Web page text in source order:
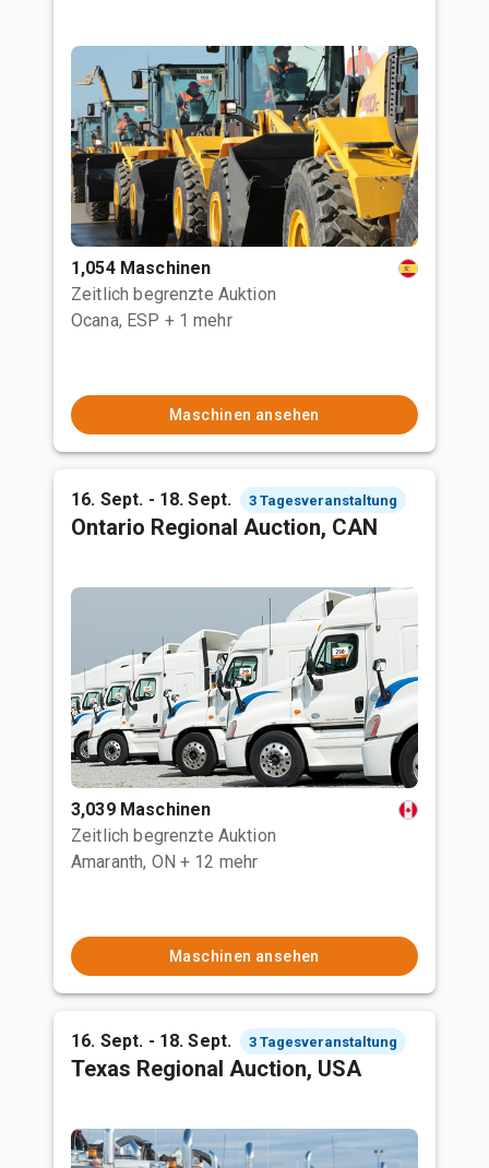
1,054 Maschinen
Zeitlich begrenzte Auktion
Ocana, ESP + 1 mehr
Maschinen ansehen
16. Sept. - 18. Sept. 3 Tagesveranstaltung
Ontario Regional Auction, CAN
3,039 Maschinen
Zeitlich begrenzte Auktion
Amaranth, ON + 12 mehr
Maschinen ansehen
16. Sept. - 18. Sept. 3 Tagesveranstaltung
Texas Regional Auction, USA